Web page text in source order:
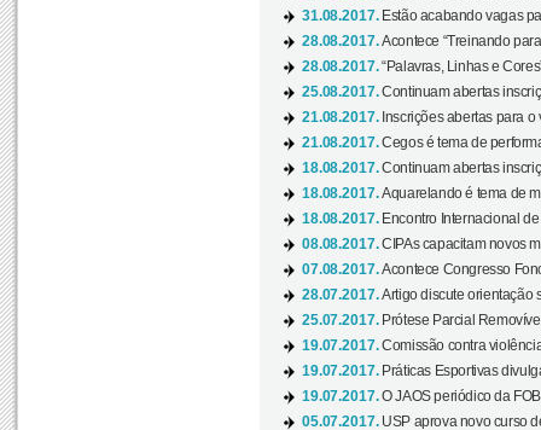
31.08.2017. Estão acabando vagas
28.08.2017.Acontece “Treinando
28.08.2017.“Palavras, Linhas e
25.08.2017.Continuam abertas
21.08.2017. Inscrições abertas para
21.08.2017.Cegos é tema de
18.08.2017.Continuam abertas
18.08.2017.Aquarelando é tema de
18.08.2017. Encontro Internacional
08.08.2017.CIPAs capacitam novos
07.08.2017.Acontece Congresso
28.07.2017.Artigo discute orientação
25.07.2017. Prótese Parcial
19.07.2017.Comissão contra
19.07.2017. Práticas Esportivas
19.07.2017.O JAOS periódico da
05.07.2017. USP aprova novo curso